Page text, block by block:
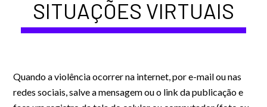
SITUAÇÕES VIRTUAIS
Quando a violência ocorrer na internet, por e-mail ou nas
redes sociais, salve a mensagem ou o link da publicação e